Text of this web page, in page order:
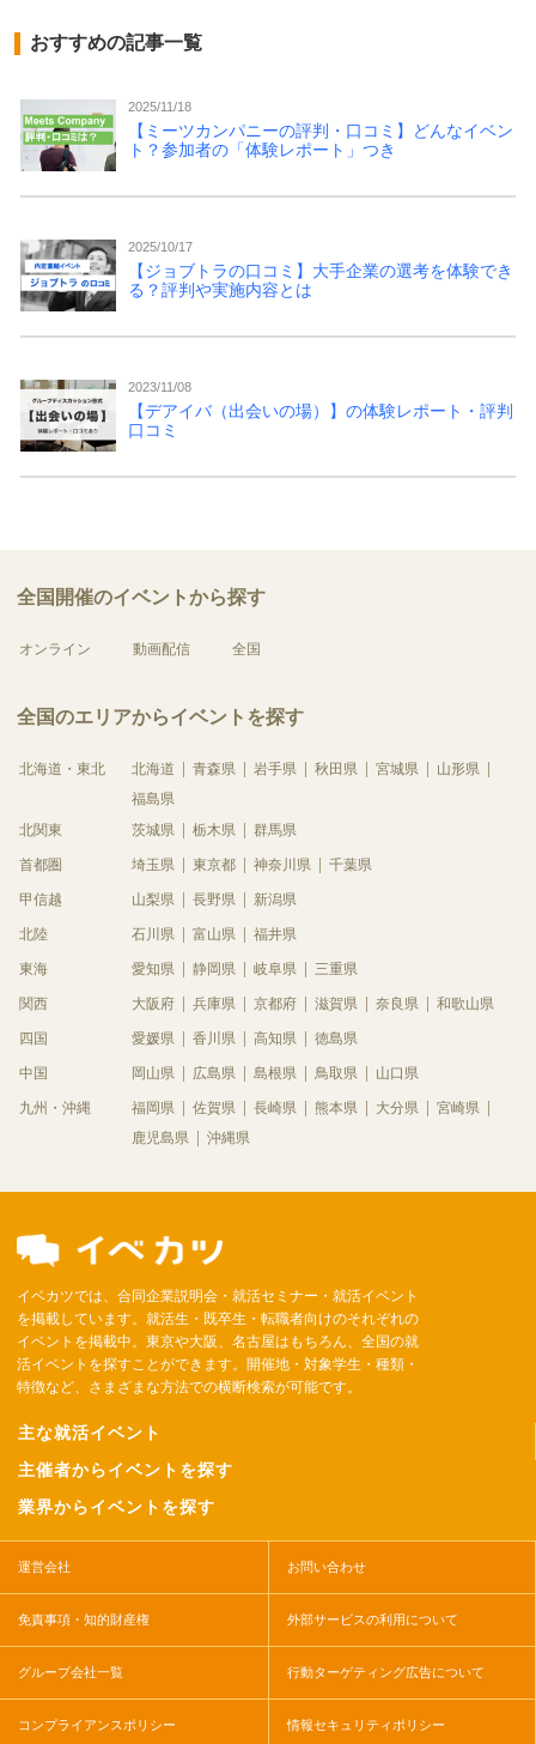
おすすめの記事一覧
2025/11/18
【ミーツカンパニーの評判・口コミ】どんなイベン
ト？参加者の「体験レポート」つき
2025/10/17
【ジョブトラの口コミ】大手企業の選考を体験でき
る？評判や実施内容とは
2023/11/08
【デアイバ（出会いの場）】の体験レポート・評判
口コミ
全国開催のイベントから探す
オンライン 動画配信 全国
全国のエリアからイベントを探す
北海道・東北 北海道 青森県 岩手県 秋田県 宮城県
山形県
福島県
北関東
茨城県 栃木県 群馬県
首都圏 埼玉県 東京都 神奈川県 千葉県
甲信越 山梨県 長野県 新潟県
北陸 石川県 富山県 福井県
東海 愛知県 静岡県 岐阜県 三重県
関西 大阪府 兵庫県 京都府 滋賀県 奈良県 和歌山県
四国 愛媛県 香川県 高知県 徳島県
中国 岡山県 広島県 島根県 鳥取県 山口県
九州・沖縄 福岡県 佐賀県 長崎県 熊本県 大分県
宮崎県
鹿児島県
沖縄県
イベカツでは、合同企業説明会・就活セミナー・就活イベント
を掲載しています。就活生・既卒生・転職者向けのそれぞれの
イベントを掲載中。東京や大阪、名古屋はもちろん、全国の就
活イベントを探すことができます。開催地・対象学生・種類・
特徴など、さまざまな方法での横断検索が可能です。
主な就活イベント
主催者からイベントを探す
業界からイベントを探す
運営会社 お問い合わせ
免責事項・知的財産権 外部サービスの利用について
グループ会社一覧 行動ターゲティング広告について
コンプライアンスポリシー 情報セキュリティポリシー